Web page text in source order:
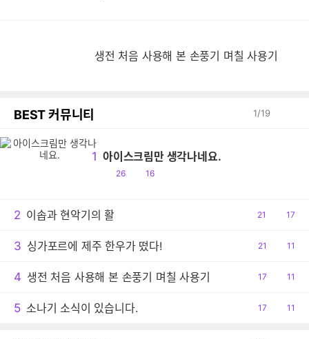
생전 처음 사용해 본 손풍기 며칠 사용기
BEST 커뮤니티 1/19
1 아이스크림만 생각나네요.
공
26
댓
16
2 이솝과 현악기의 활
공
21
댓
17
3 싱가포르에 제주 한우가 떴다!
공
21
댓
11
4 생전 처음 사용해 본 손풍기 며칠 사용기
공
17
댓
11
5 소나기 소식이 있습니다.
공
17
댓
11